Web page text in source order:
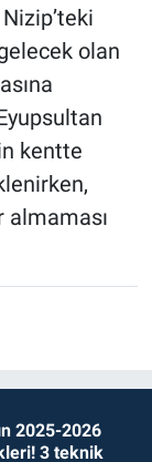
olan
kentte
almaması
2025-2026
3 teknik